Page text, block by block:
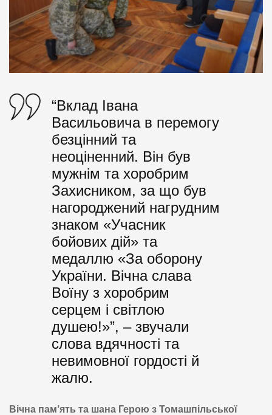
“Вклад Івана
Васильовича в перемогу
безцінний та
неоціненний. Він був
мужнім та хоробрим
Захисником, за що був
нагороджений нагрудним
знаком «Учасник
бойових дій» та
медаллю «За оборону
України. Вічна слава
Воїну з хоробрим
серцем і світлою
душею!»”, – звучали
слова вдячності та
невимовної гордості й
жалю.
Вічна пам’ять та шана Герою з Томашпільської